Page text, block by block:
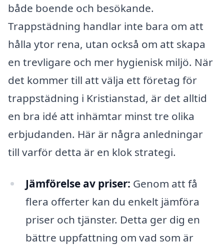
både boende och besökande.
Trappstädning handlar inte bara om att
hålla ytor rena, utan också om att skapa
en trevligare och mer hygienisk miljö. När
det kommer till att välja ett företag för
trappstädning i Kristianstad, är det alltid
en bra idé att inhämtar minst tre olika
erbjudanden. Här är några anledningar
till varför detta är en klok strategi.
Jämförelse av priser: Genom att få
flera offerter kan du enkelt jämföra
priser och tjänster. Detta ger dig en
bättre uppfattning om vad som är